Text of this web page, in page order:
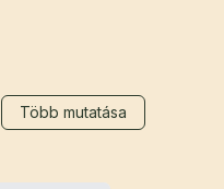
Több mutatása